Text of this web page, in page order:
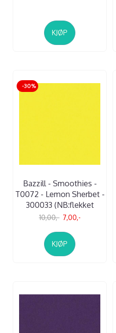
KJØP
-30%
Bazzill - Smoothies -
T0072 - Lemon Sherbet -
300033 (NB:flekket
10,00,- 7,00,-
KJØP